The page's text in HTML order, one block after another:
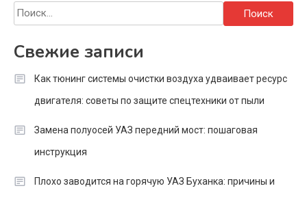
Найти:
Свежие записи
Как тюнинг системы очистки воздуха удваивает ресурс
двигателя: советы по защите спецтехники от пыли
Замена полуосей УАЗ передний мост: пошаговая
инструкция
Плохо заводится на горячую УАЗ Буханка: причины и